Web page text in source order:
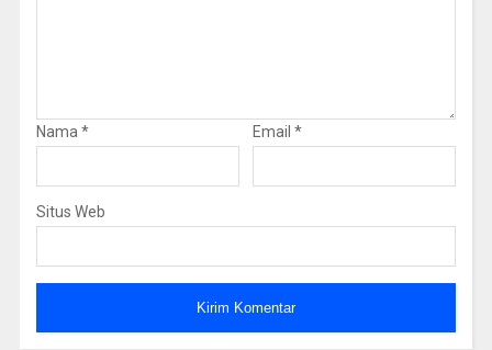
Nama * Email *
Situs Web